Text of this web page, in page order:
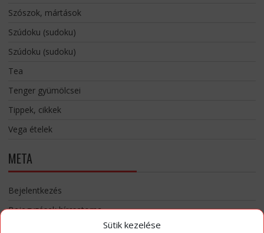
Sütik kezelése
Szószok, mártások
Szúdoku (sudoku)
Szúdoku (sudoku)
Tea
Tenger gyümölcsei
Tippek, cikkek
Vega ételek
META
Bejelentkezés
Bejegyzések hírcsatorna
Hozzászólások hírcsatorna